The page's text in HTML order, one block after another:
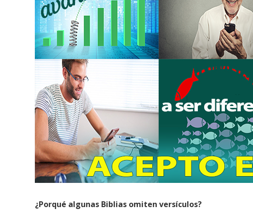
¿Porqué algunas Biblias omiten versículos?